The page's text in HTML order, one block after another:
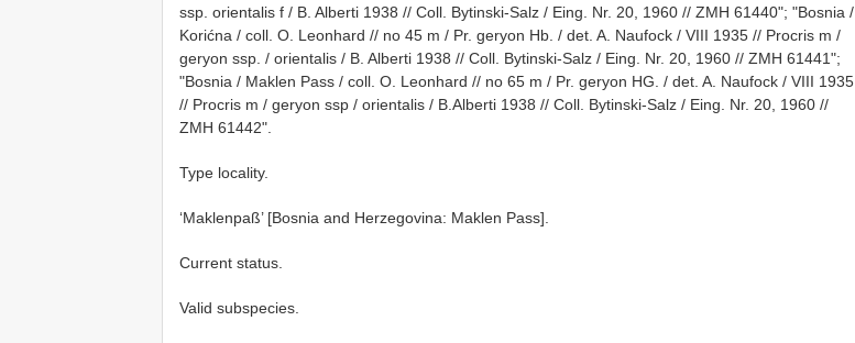
ssp. orientalis f / B. Alberti 1938 // Coll. Bytinski-Salz / Eing. Nr. 20, 1960 // ZMH 61440"; "Bosnia /
Korićna / coll. O. Leonhard // no 45 m / Pr. geryon Hb. / det. A. Naufock / VIII 1935 // Procris m /
geryon ssp. / orientalis / B. Alberti 1938 // Coll. Bytinski-Salz / Eing. Nr. 20, 1960 // ZMH 61441";
"Bosnia / Maklen Pass / coll. O. Leonhard // no 65 m / Pr. geryon HG. / det. A. Naufock / VIII 1935
// Procris m / geryon ssp / orientalis / B.Alberti 1938 // Coll. Bytinski-Salz / Eing. Nr. 20, 1960 //
ZMH 61442".
Type locality.
‘Maklenpaß’ [Bosnia and Herzegovina: Maklen Pass].
Current status.
Valid subspecies.